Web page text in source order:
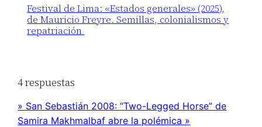
Festival de Lima: «Estados generales» (2025),
de Mauricio Freyre. Semillas, colonialismos y
repatriación
4 respuestas
» San Sebastián 2008: “Two-Legged Horse” de
Samira Makhmalbaf abre la polémica »